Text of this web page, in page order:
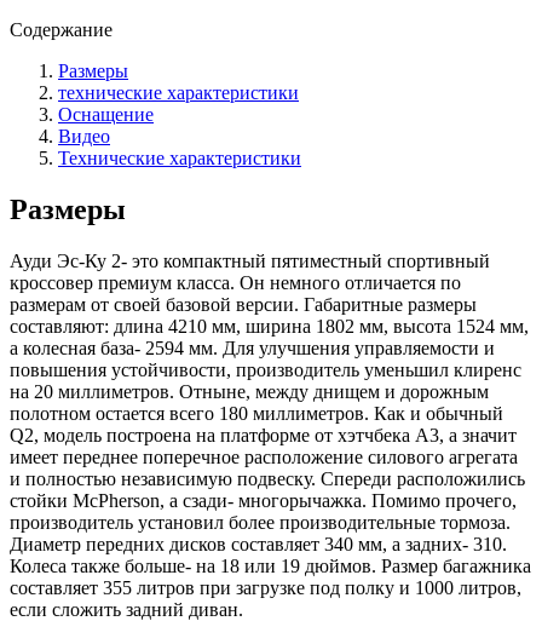
Содержание
Размеры
технические характеристики
Оснащение
Видео
Технические характеристики
Размеры
Ауди Эс-Ку 2- это компактный пятиместный спортивный
кроссовер премиум класса. Он немного отличается по
размерам от своей базовой версии. Габаритные размеры
составляют: длина 4210 мм, ширина 1802 мм, высота 1524 мм,
а колесная база- 2594 мм. Для улучшения управляемости и
повышения устойчивости, производитель уменьшил клиренс
на 20 миллиметров. Отныне, между днищем и дорожным
полотном остается всего 180 миллиметров. Как и обычный
Q2, модель построена на платформе от хэтчбека A3, а значит
имеет переднее поперечное расположение силового агрегата
и полностью независимую подвеску. Спереди расположились
стойки McPherson, а сзади- многорычажка. Помимо прочего,
производитель установил более производительные тормоза.
Диаметр передних дисков составляет 340 мм, а задних- 310.
Колеса также больше- на 18 или 19 дюймов. Размер багажника
составляет 355 литров при загрузке под полку и 1000 литров,
если сложить задний диван.